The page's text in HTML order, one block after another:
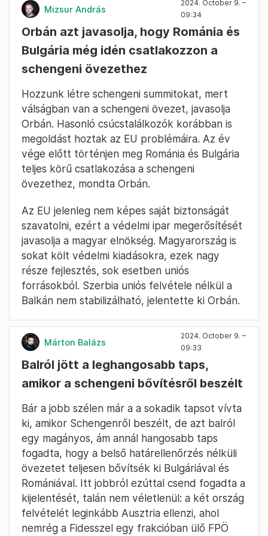
Mizsur András
2024. October 9. –
09:34
Orbán azt javasolja, hogy Románia és
Bulgária még idén csatlakozzon a
schengeni övezethez
Hozzunk létre schengeni summitokat, mert
válságban van a schengeni övezet, javasolja
Orbán. Hasonló csúcstalálkozók korábban is
megoldást hoztak az EU problémáira. Az év
vége előtt történjen meg Románia és Bulgária
teljes körű csatlakozása a schengeni
övezethez, mondta Orbán.
Az EU jelenleg nem képes saját biztonságát
szavatolni, ezért a védelmi ipar megerősítését
javasolja a magyar elnökség. Magyarország is
sokat költ védelmi kiadásokra, ezek nagy
része fejlesztés, sok esetben uniós
forrásokból. Szerbia uniós felvétele nélkül a
Balkán nem stabilizálható, jelentette ki Orbán.
Márton Balázs
2024. October 9. –
09:33
Balról jött a leghangosabb taps,
amikor a schengeni bővítésről beszélt
Bár a jobb szélen már a a sokadik tapsot vívta
ki, amikor Schengenről beszélt, de azt balról
egy magányos, ám annál hangosabb taps
fogadta, hogy a belső határellenőrzés nélküli
övezetet teljesen bővítsék ki Bulgáriával és
Romániával. Itt jobbról ezúttal csend fogadta a
kijelentését, talán nem véletlenül: a két ország
felvételét leginkább Ausztria ellenzi, ahol
nemrég a Fidesszel egy frakcióban ülő FPÖ